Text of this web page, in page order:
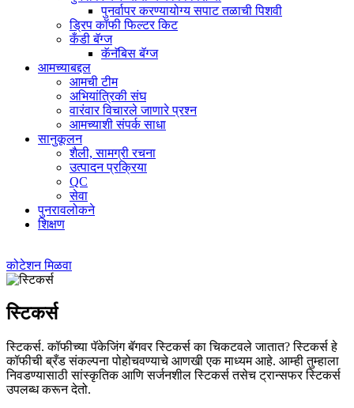
पुनर्वापर करण्यायोग्य सपाट तळाची पिशवी
ड्रिप कॉफी फिल्टर किट
कँडी बॅग्ज
कॅनॅबिस बॅग्ज
आमच्याबद्दल
आमची टीम
अभियांत्रिकी संघ
वारंवार विचारले जाणारे प्रश्न
आमच्याशी संपर्क साधा
सानुकूलन
शैली, सामग्री रचना
उत्पादन प्रक्रिया
QC
सेवा
पुनरावलोकने
शिक्षण
कोटेशन मिळवा
स्टिकर्स
स्टिकर्स. कॉफीच्या पॅकेजिंग बॅगवर स्टिकर्स का चिकटवले जातात? स्टिकर्स हे
कॉफीची ब्रँड संकल्पना पोहोचवण्याचे आणखी एक माध्यम आहे. आम्ही तुम्हाला
निवडण्यासाठी सांस्कृतिक आणि सर्जनशील स्टिकर्स तसेच ट्रान्सफर स्टिकर्स
उपलब्ध करून देतो.